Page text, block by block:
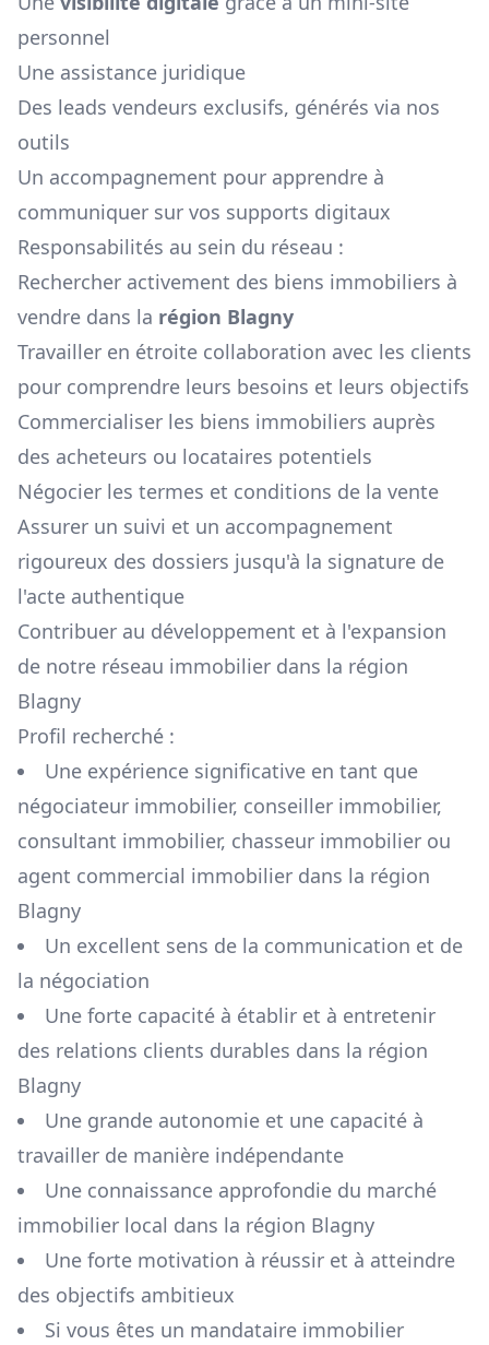
personnel
Une assistance juridique
Des leads vendeurs exclusifs, générés via nos
outils
Un accompagnement pour apprendre à
communiquer sur vos supports digitaux
Responsabilités au sein du réseau :
Rechercher activement des biens immobiliers à
vendre dans la région Blagny
Travailler en étroite collaboration avec les clients
pour comprendre leurs besoins et leurs objectifs
Commercialiser les biens immobiliers auprès
des acheteurs ou locataires potentiels
Négocier les termes et conditions de la vente
Assurer un suivi et un accompagnement
rigoureux des dossiers jusqu'à la signature de
l'acte authentique
Contribuer au développement et à l'expansion
de notre réseau immobilier dans la région
Blagny
Profil recherché :
Une expérience significative en tant que
négociateur immobilier, conseiller immobilier,
consultant immobilier, chasseur immobilier ou
agent commercial immobilier dans la région
Blagny
Un excellent sens de la communication et de
la négociation
Une forte capacité à établir et à entretenir
des relations clients durables dans la région
Blagny
Une grande autonomie et une capacité à
travailler de manière indépendante
Une connaissance approfondie du marché
immobilier local dans la région Blagny
Une forte motivation à réussir et à atteindre
des objectifs ambitieux
Si vous êtes un mandataire immobilier